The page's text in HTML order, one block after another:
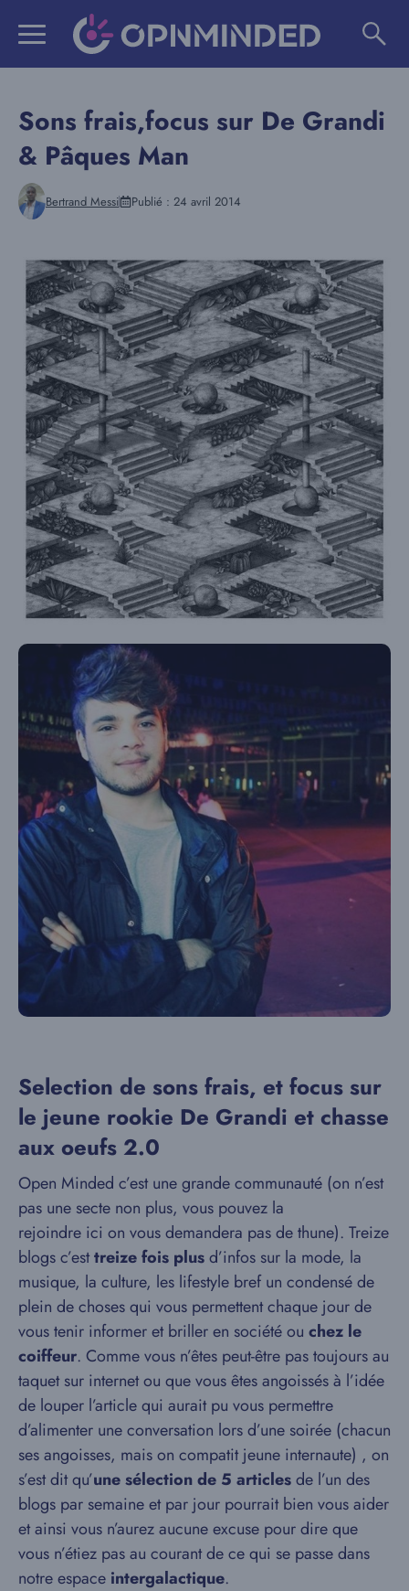
Sons frais,focus sur De Grandi
& Pâques Man
Bertrand Messi Publié : 24 avril 2014
Selection de sons frais, et focus sur
le jeune rookie De Grandi et chasse
aux oeufs 2.0
Open Minded c’est une grande communauté (on n’est
pas une secte non plus, vous pouvez la
rejoindre ici on vous demandera pas de thune). Treize
blogs c’esttreize fois plusd’infos sur la mode, la
musique, la culture, les lifestyle bref un condensé de
plein de choses qui vous permettent chaque jour de
vous tenir informer et briller en société ou chez le
coiffeur. Comme vous n’êtes peut-être pas toujours au
taquet sur internet ou que vous êtes angoissés à l’idée
de louper l’article qui aurait pu vous permettre
d’alimenter une conversation lors d’une soirée (chacun
ses angoisses, mais on compatit jeune internaute) , on
s’est dit qu’une sélection de 5 articlesde l’un des
blogs par semaine et par jour pourrait bien vous aider
et ainsi vous n’aurez aucune excuse pour dire que
vous n’étiez pas au courant de ce qui se passe dans
notre espace intergalactique.